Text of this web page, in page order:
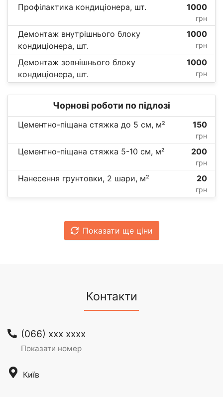
Профілактика кондиціонера, шт. 1000
грн
Демонтаж внутрішнього блоку
кондиціонера, шт.
1000
грн
Демонтаж зовнішнього блоку
кондиціонера, шт.
1000
грн
Чорнові роботи по підлозі
Цементно-піщана стяжка до 5 см, м² 150
грн
Цементно-піщана стяжка 5-10 см, м² 200
грн
Нанесення грунтовки, 2 шари, м² 20
грн
Показати ще ціни
Контакти
(066) xxx xxxx
Показати номер
Київ